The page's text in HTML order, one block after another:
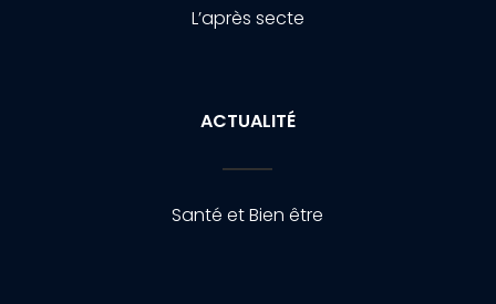
L’après secte
ACTUALITÉ
Santé et Bien être